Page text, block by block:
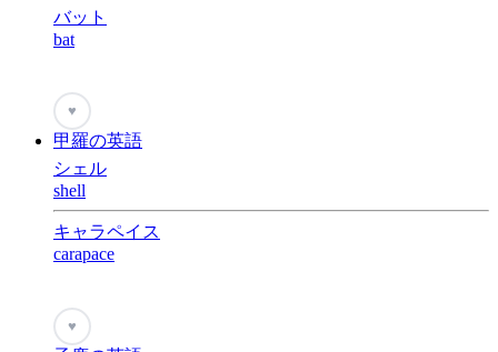
バット
bat
♥
甲羅の英語
シェル
shell
キャラペイス
carapace
♥